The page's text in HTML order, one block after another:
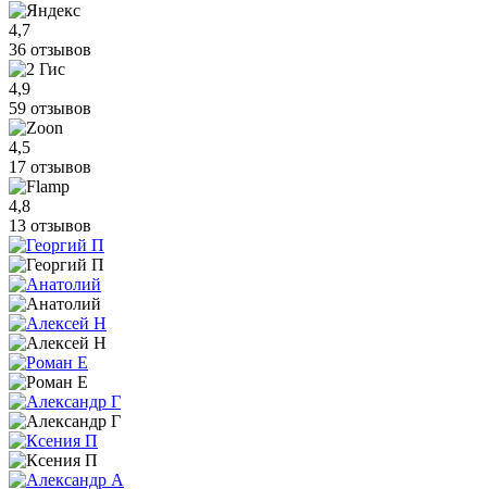
4,7
36 отзывов
4,9
59 отзывов
4,5
17 отзывов
4,8
13 отзывов